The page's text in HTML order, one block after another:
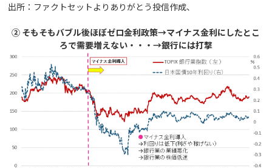
出所：ファクトセットよりありがとう投信作成、
② そもそもバブル後ほぼゼロ金利政策→マイナス金利にしたとこ
ろで需要増えない・・・→銀行には打撃